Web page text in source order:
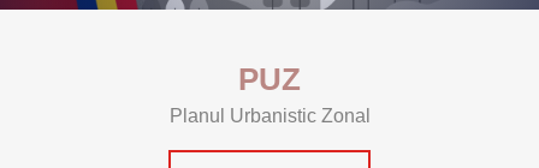
PUZ
Planul Urbanistic Zonal